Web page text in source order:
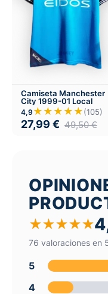
Camiseta Manchester
City 1999-01 Local
4,9 ★★★★★(105)
27,99 € 49,50€
★★★★★
76 valoraciones en
5
4